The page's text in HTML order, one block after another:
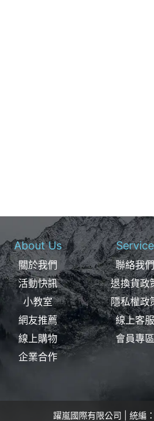
About Us
關於我們
活動快訊
小教室
網友推薦
線上購物
企業合作
Service
聯絡我們
退換貨政
隱私權政
線上客服
會員專區
躍嵐國際有限公司 | 統